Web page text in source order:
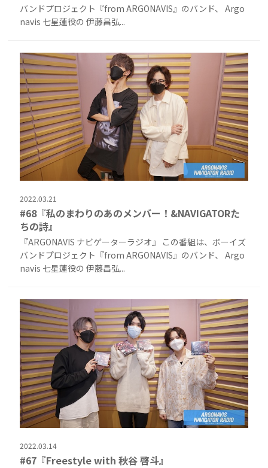
バンドプロジェクト『from ARGONAVIS』のバンド、 Argo
navis 七星蓮役の 伊藤昌弘...
2022.03.21
#68『私のまわりのあのメンバー！&NAVIGATORた
ちの詩』
『ARGONAVIS ナビゲーターラジオ』 この番組は、ボーイズ
バンドプロジェクト『from ARGONAVIS』のバンド、 Argo
navis 七星蓮役の 伊藤昌弘...
2022.03.14
#67『Freestyle with 秋谷 啓斗』